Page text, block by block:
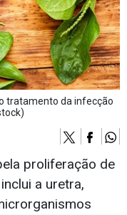
tratamento da infecção
proliferação de
a uretra,